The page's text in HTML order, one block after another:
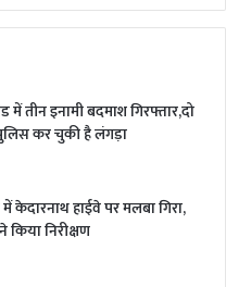
तीन इनामी बदमाश गिरफ्तार,दो
कर चुकी है लंगड़ा
में केदारनाथ हाईवे पर मलबा गिरा,
किया निरीक्षण